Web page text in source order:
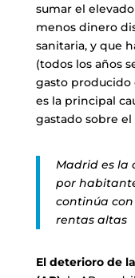
sumar el
menos dinero
sanitaria, y que
(todos los años
gasto producido
es la principal
gastado sobre
Madrid es la
por
continúa
rentas altas
El deterioro de